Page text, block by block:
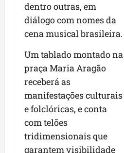
dentro outras, em
diálogo com nomes da
cena musical brasileira.
Um tablado montado na
praça Maria Aragão
receberá as
manifestações culturais
e folclóricas, e conta
com telões
tridimensionais que
garantem visibilidade